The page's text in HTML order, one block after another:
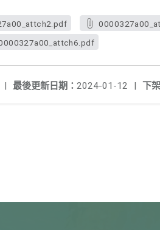
下
最後更新日期： 2024-01-12 |
|